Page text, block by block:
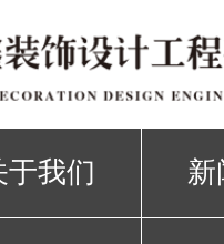
于我们 新